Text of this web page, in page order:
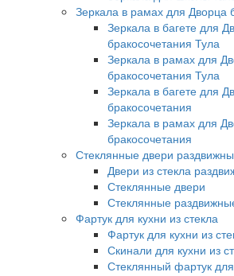
Зеркала в рамах для Дворца
Зеркала в багете для
бракосочетания Тула
Зеркала в рамах для
бракосочетания Тула
Зеркала в багете для
бракосочетания
Зеркала в рамах для
бракосочетания
Стеклянные двери
Двери из стекла
Стеклянные двери
Стеклянные
Фартук для кухни из стекла
Фартук для кухни из
Скинали для кухни из
Стеклянный фартук